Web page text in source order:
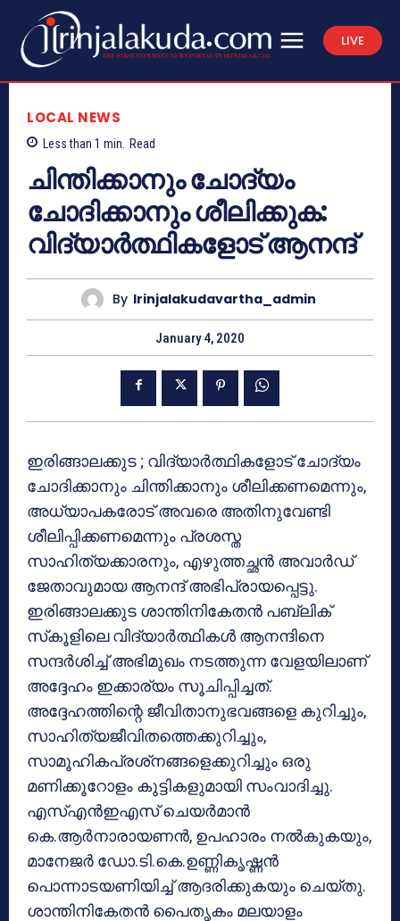
LIVE
LOCAL NEWS
Less than 1 min. Read
ചിന്തിക്കാനും ചോദ്യം
ചോദിക്കാനും ശീലിക്കുക:
വിദ്യാര്‍ത്ഥികളോട് ആനന്ദ്
By Irinjalakudavartha_admin
January 4, 2020
ഇരിങ്ങാലക്കുട ; വിദ്യാര്‍ത്ഥികളോട് ചോദ്യം
ചോദിക്കാനും ചിന്തിക്കാനും ശീലിക്കണമെന്നും,
അധ്യാപകരോട് അവരെ അതിനുവേണ്ടി
ശീലിപ്പിക്കണമെന്നും പ്രശസ്ത
സാഹിത്യക്കാരനും, എഴുത്തച്ഛന്‍ അവാര്‍ഡ്
ജേതാവുമായ ആനന്ദ് അഭിപ്രായപ്പെട്ടു.
ഇരിങ്ങാലക്കുട ശാന്തിനികേതന്‍ പബ്ലിക്
സ്‌കൂളിലെ വിദ്യാര്‍ത്ഥികള്‍ ആനന്ദിനെ
സന്ദര്‍ശിച്ച് അഭിമുഖം നടത്തുന്ന വേളയിലാണ്
അദ്ദേഹം ഇക്കാര്യം സൂചിപ്പിച്ചത്.
അദ്ദേഹത്തിന്റെ ജീവിതാനുഭവങ്ങളെ കുറിച്ചും,
സാഹിത്യജീവിതത്തെക്കുറിച്ചും,
സാമൂഹികപ്രശ്‌നങ്ങളെക്കുറിച്ചും ഒരു
മണിക്കൂറോളം കുട്ടികളുമായി സംവാദിച്ചു.
എസ്എന്‍ഇഎസ് ചെയര്‍മാന്‍
കെ.ആര്‍നാരായണന്‍, ഉപഹാരം നല്‍കുകയും,
മാനേജര്‍ ഡോ.ടി.കെ.ഉണ്ണികൃഷ്ണന്‍
പൊന്നാടയണിയിച്ച് ആദരിക്കുകയും ചെയ്തു.
ശാന്തിനികേതന്‍ പൈതൃകം മലയാളം